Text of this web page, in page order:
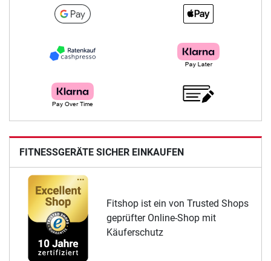
FITNESSGERÄTE SICHER EINKAUFEN
Fitshop ist ein von Trusted Shops
geprüfter Online-Shop mit
Käuferschutz